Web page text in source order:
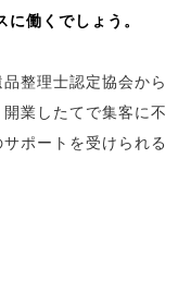
働くでしょう。
整理士認定協会から
業したてで集客に不
ポートを受けられる